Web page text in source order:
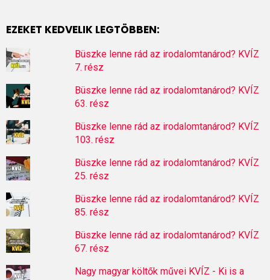
EZEKET KEDVELIK LEGTÖBBEN:
Büszke lenne rád az irodalomtanárod? KVÍZ
7. rész
Büszke lenne rád az irodalomtanárod? KVÍZ
63. rész
Büszke lenne rád az irodalomtanárod? KVÍZ
103. rész
Büszke lenne rád az irodalomtanárod? KVÍZ
25. rész
Büszke lenne rád az irodalomtanárod? KVÍZ
85. rész
Büszke lenne rád az irodalomtanárod? KVÍZ
67. rész
Nagy magyar költők művei KVÍZ - Ki is a